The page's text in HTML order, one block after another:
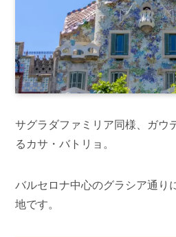
サグラダファミリア同様、ガウ
るカサ・バトリョ。
バルセロナ中心のグラシア通り
地です。